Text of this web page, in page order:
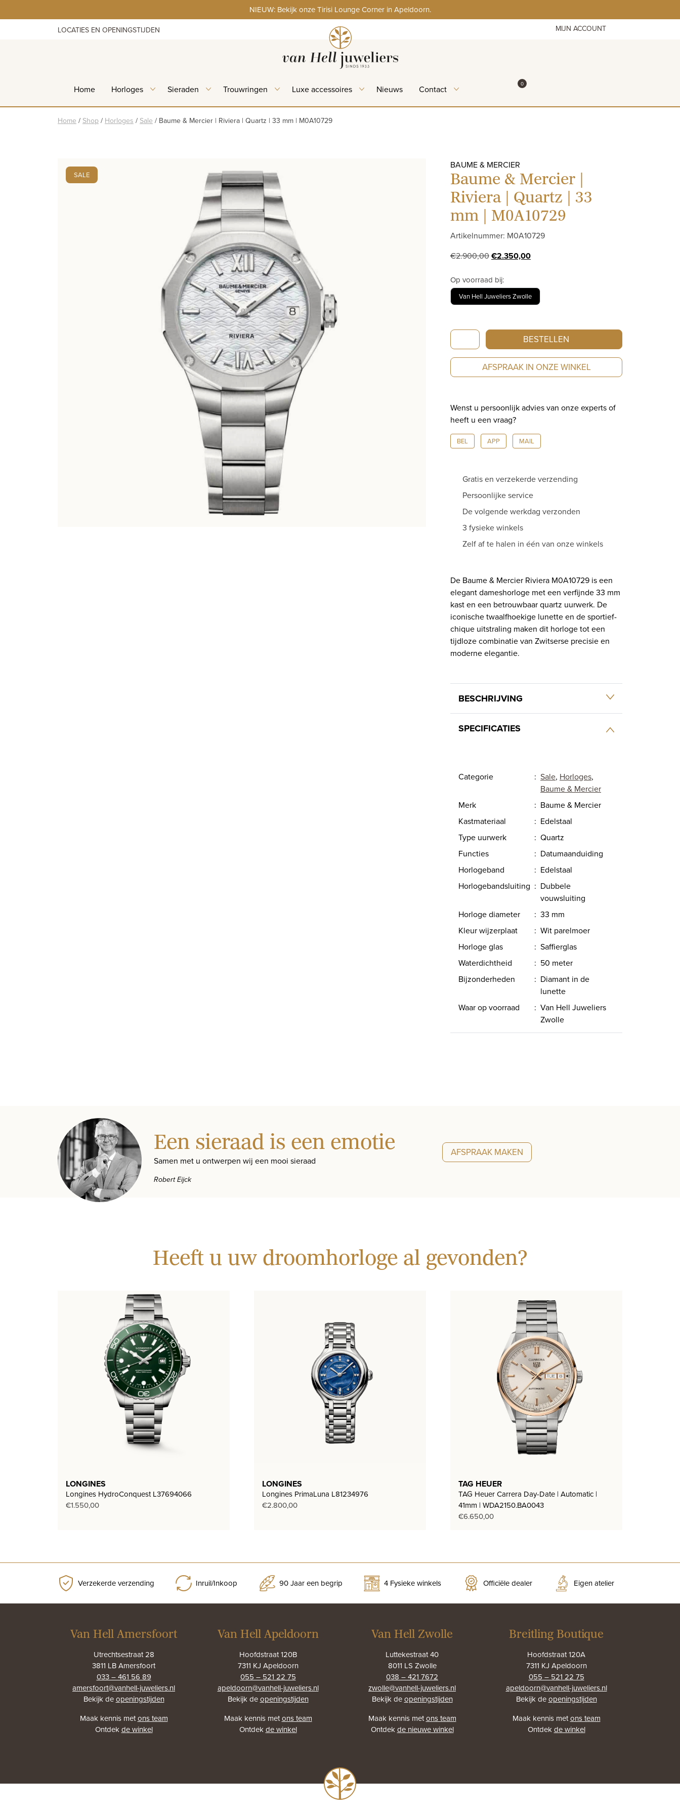
to
NIEUW: Bekijk onze Tirisi Lounge Corner in Apeldoorn.
LOCATIES EN OPENINGSTIJDEN MIJN ACCOUNT
Home Horloges Sieraden Trouwringen Luxe accessoires Nieuws Contact WINKELMAND
0ITEMS IN WINKELMAND
Home / Shop / Horloges / Sale / Baume & Mercier | Riviera | Quartz | 33 mm | M0A10729
SALE
BAUME & MERCIER
Baume & Mercier |
Riviera | Quartz | 33
mm | M0A10729
Artikelnummer: M0A10729
€2.900,00Oorspronkelijke
was:
€2.900,00.
€2.350,00Huidige
€2.350,00.
Op voorraad bij:
Van Hell Juweliers Zwolle
Baume
&
Mercier
Quartz
|
33
mm
aantal
BESTELLEN
AFSPRAAK IN ONZE WINKEL
Wenst u persoonlijk advies van onze experts of
heeft u een vraag?
BEL APP MAIL
Gratis en verzekerde verzending
Persoonlijke service
De volgende werkdag verzonden
3 fysieke winkels
Zelf af te halen in één van onze winkels
De Baume & Mercier Riviera M0A10729 is een
elegant dameshorloge met een verfijnde 33 mm
kast en een betrouwbaar quartz uurwerk. De
iconische twaalfhoekige lunette en de sportief-
chique uitstraling maken dit horloge tot een
tijdloze combinatie van Zwitserse precisie en
moderne elegantie.
BESCHRIJVING
SPECIFICATIES
Categorie : Sale, Horloges,
Baume & Mercier
Merk
: Baume & Mercier
Kastmateriaal
: Edelstaal
Type uurwerk
: Quartz
Functies
: Datumaanduiding
Horlogeband
: Edelstaal
Horlogebandsluiting : Dubbele
vouwsluiting
Horloge diameter
: 33 mm
Kleur wijzerplaat
: Wit parelmoer
Horloge glas
: Saffierglas
Waterdichtheid
: 50 meter
Bijzonderheden
: Diamant in de
lunette
Waar op voorraad
: Van Hell Juweliers
Zwolle
Een sieraad is een emotie
Samen met u ontwerpen wij een mooi sieraad
Robert Eijck
AFSPRAAK MAKEN
Heeft u uw droomhorloge al gevonden?
LONGINES
Longines HydroConquest L37694066
€1.550,00
LONGINES
Longines PrimaLuna L81234976
€2.800,00
TAG HEUER
TAG Heuer Carrera Day-Date | Automatic |
41mm | WDA2150.BA0043
€6.650,00
Verzekerde verzending Inruil/Inkoop 90 Jaar een begrip 4 Fysieke winkels Officiële dealer Eigen atelier
Van Hell Amersfoort
Utrechtsestraat 28
3811 LB Amersfoort
033 – 461 56 89
amersfoort@vanhell-juweliers.nl
Bekijk deopeningstijden
Maak kennis metons team
Ontdekde winkel
Van Hell Apeldoorn
Hoofdstraat 120B
7311 KJ Apeldoorn
055 – 521 22 75
apeldoorn@vanhell-juweliers.nl
Bekijk deopeningstijden
Maak kennis metons team
Ontdekde winkel
Van Hell Zwolle
Luttekestraat 40
8011 LS Zwolle
038 – 421 7672
zwolle@vanhell-juweliers.nl
Bekijk deopeningstijden
Maak kennis metons team
Ontdekde nieuwe winkel
Breitling Boutique
Hoofdstraat 120A
7311 KJ Apeldoorn
055 – 521 22 75
apeldoorn@vanhell-juweliers.nl
Bekijk deopeningstijden
Maak kennis metons team
Ontdekde winkel